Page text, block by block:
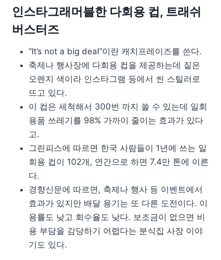
인스타그래머블한 다회용 컵, 트래쉬
버스터즈
“It’s not a big deal”이란 캐치프레이즈를 쓴다.
축제나 행사장에 다회용 컵을 제공하는데 짙은
오렌지 색이라 인스타그램 등에서 씬 스틸러로
뜨고 있다.
이 컵은 세척해서 300번 까지 쓸 수 있는데 일회
용품 쓰레기를 98% 가까이 줄이는 효과가 있다
고.
그린피스에 따르면 한국 사람들이 1년에 쓰는 일
회용 컵이 102개, 연간으로 하면 7.4만 톤에 이른
다.
경향신문에 따르면, 축제나 행사 등 이벤트에서
효과가 있지만 배달 용기는 또 다른 도전이다. 이
용률도 낮고 회수율도 낮다. 보조금이 없으면 비
용 부담을 감당하기 어렵다는 분식집 사장 이야
기도 있다.